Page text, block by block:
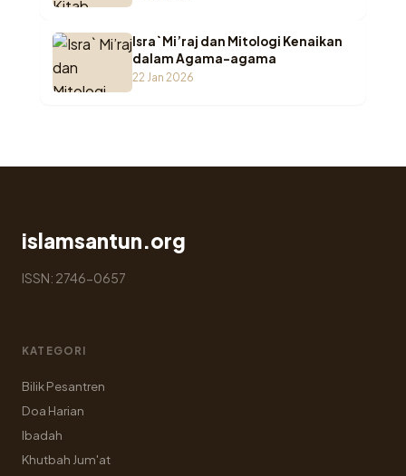
Isra` Mi’raj dan Mitologi Kenaikan
dalam Agama-agama
22 Jan 2026
islamsantun.org
ISSN: 2746-0657
KATEGORI
Bilik Pesantren
Doa Harian
Ibadah
Khutbah Jum'at